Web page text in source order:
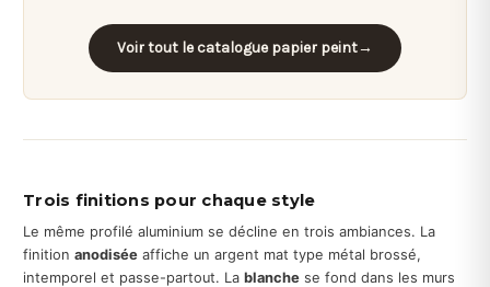
Voir tout le catalogue papier peint→
Trois finitions pour chaque style
Le même profilé aluminium se décline en trois ambiances. La
finition anodisée affiche un argent mat type métal brossé,
intemporel et passe-partout. La blanche se fond dans les murs